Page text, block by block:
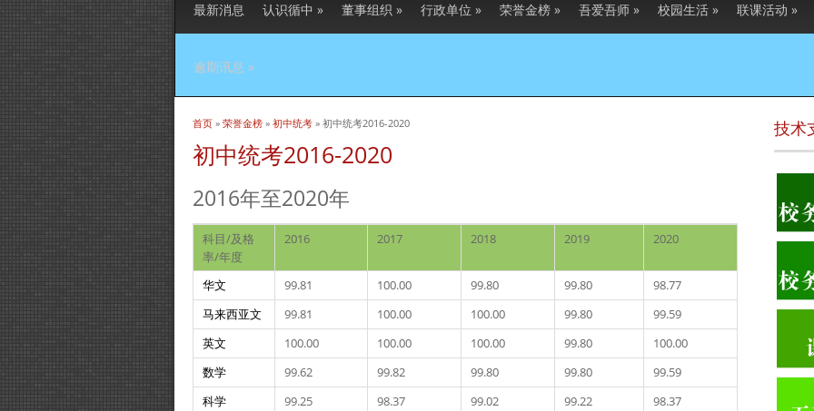
最新消息 认识循中 » 董事组织 » 行政单位 » 荣誉金榜 » 吾爱吾师 » 校园生活 » 联课活动 »
逾期讯息 »
当前位置
首页 » 荣誉金榜 » 初中统考 » 初中统考2016-2020
初中统考2016-2020
2016年至2020年
科目/及格
率/年度
2016 2017 2018 2019 2020
华文 99.81 100.00 99.80 99.80
98.77
马来西亚文
99.81 100.00 100.00 99.80
99.59
英文
100.00 100.00 100.00 99.80
100.00
数学
99.62 99.82 99.80 99.80
99.59
科学
99.25 98.37 99.02 99.22
98.37
技术